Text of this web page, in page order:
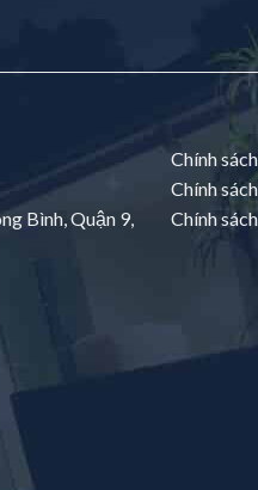
Bình, Quận 9,
Chính
Chính
Chính